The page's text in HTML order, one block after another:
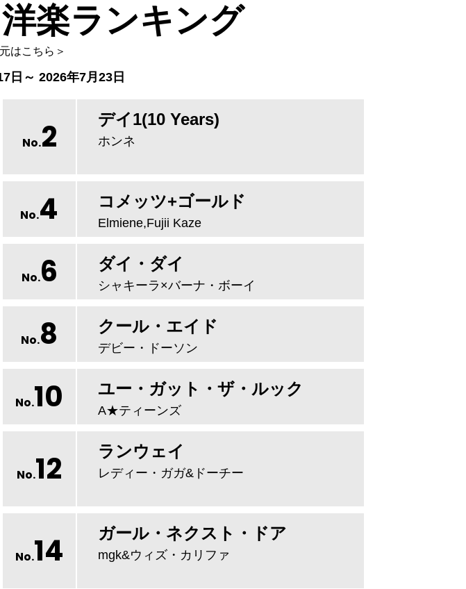
楽ランキング
はこちら＞
日～ 2026年7月23日
No.2 デイ1(10 Years)
ホンネ
No.4 コメッツ+ゴールド
Elmiene,Fujii Kaze
No.6 ダイ・ダイ
シャキーラ×バーナ・ボーイ
No.8 クール・エイド
デビー・ドーソン
No.10 ユー・ガット・ザ・ルック
A★ティーンズ
No.12 ランウェイ
レディー・ガガ&ドーチー
No.14 ガール・ネクスト・ドア
mgk&ウィズ・カリファ